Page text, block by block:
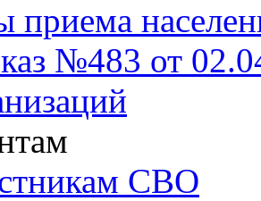
приема
№483 от
СВО